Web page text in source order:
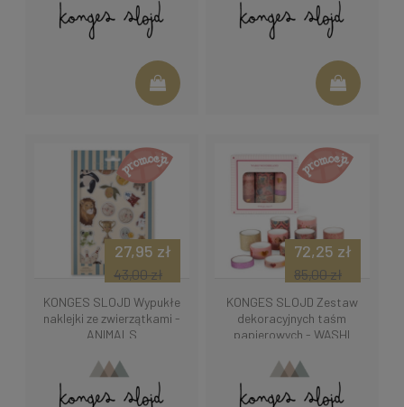
KONGES SLOJD Wypukłe
naklejki ze zwierzątkami -
ANIMALS
27,95 zł
43,00 zł
KONGES SLOJD Zestaw
dekoracyjnych taśm
papierowych - WASHI
72,25 zł
85,00 zł